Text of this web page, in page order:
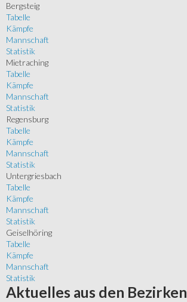
Bergsteig
Tabelle
Kämpfe
Mannschaft
Statistik
Mietraching
Tabelle
Kämpfe
Mannschaft
Statistik
Regensburg
Tabelle
Kämpfe
Mannschaft
Statistik
Untergriesbach
Tabelle
Kämpfe
Mannschaft
Statistik
Geiselhöring
Tabelle
Kämpfe
Mannschaft
Statistik
Aktuelles aus den Bezirken